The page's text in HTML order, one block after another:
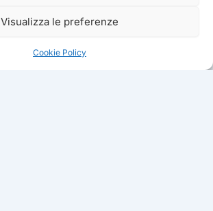
Visualizza le preferenze
Cookie Policy